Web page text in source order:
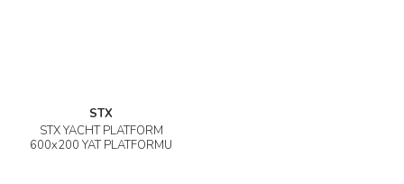
STX
STX YACHT PLATFORM
600x200 YAT PLATFORMU